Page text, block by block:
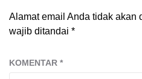
Alamat email Anda tidak akan
wajib ditandai *
KOMENTAR *